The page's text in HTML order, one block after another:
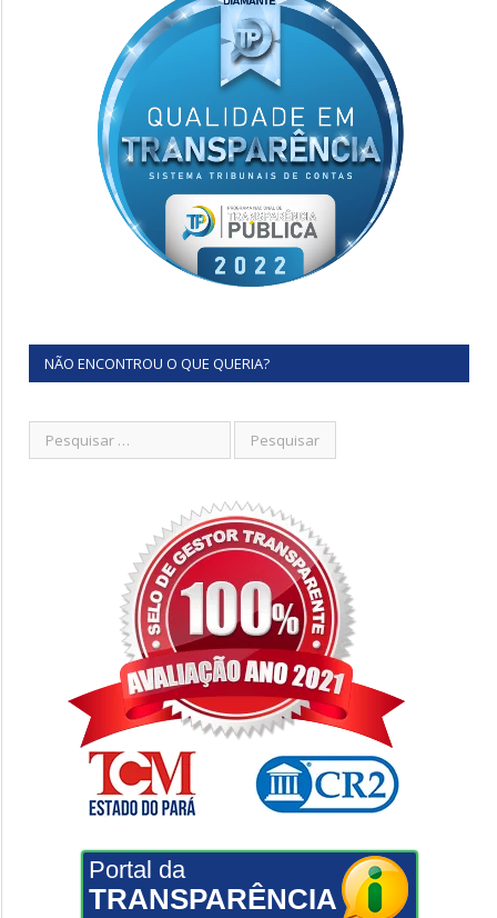
NÃO ENCONTROU O QUE QUERIA?
Portal da
TRANSPARÊNCIA